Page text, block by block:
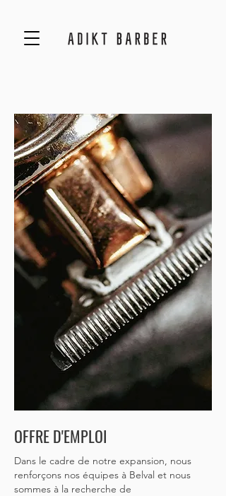
OFFRE D'EMPLOI
Dans le cadre de notre expansion, nous
renforçons nos équipes à Belval et nous
sommes à la recherche de